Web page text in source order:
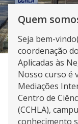
Quem
Seja bem-
coordenação
Aplicadas às
Nosso curso é
Mediações
Centro de
(CCHLA),
conhecimento